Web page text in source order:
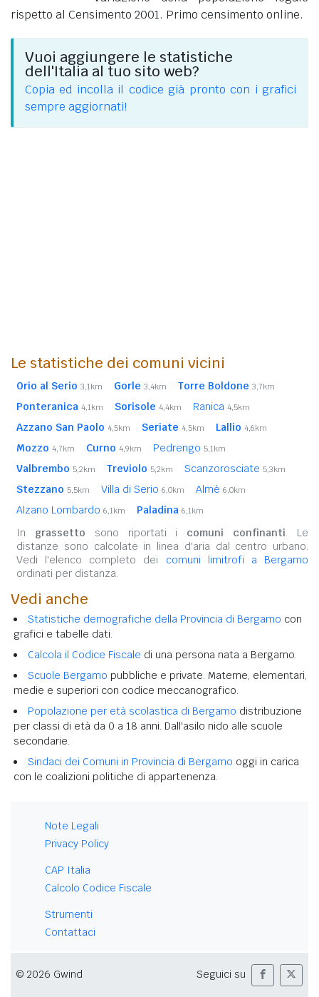
rispetto al Censimento 2001. Primo censimento online.
Vuoi aggiungere le statistiche
dell'Italia al tuo sito web?
Copia ed incolla il codice già pronto con i grafici
sempre aggiornati!
Le statistiche dei comuni vicini
Orio al Serio 3,1km Gorle 3,4km Torre Boldone 3,7km
Ponteranica 4,1km Sorisole 4,4km Ranica 4,5km
Azzano San Paolo 4,5km Seriate 4,5km Lallio 4,6km
Mozzo 4,7km Curno 4,9km Pedrengo 5,1km
Valbrembo 5,2km Treviolo 5,2km Scanzorosciate 5,3km
Stezzano 5,5km Villa di Serio 6,0km Almè 6,0km
Alzano Lombardo 6,1km Paladina 6,1km
In grassetto sono riportati i comuni confinanti. Le
distanze sono calcolate in linea d'aria dal centro urbano.
Vedi l'elenco completo dei comuni limitrofi a Bergamo
ordinati per distanza.
Vedi anche
Statistiche demografiche della Provincia di Bergamo con
grafici e tabelle dati.
Calcola il Codice Fiscale di una persona nata a Bergamo.
Scuole Bergamo pubbliche e private. Materne, elementari,
medie e superiori con codice meccanografico.
Popolazione per età scolastica di Bergamo distribuzione
per classi di età da 0 a 18 anni. Dall'asilo nido alle scuole
secondarie.
Sindaci dei Comuni in Provincia di Bergamo oggi in carica
con le coalizioni politiche di appartenenza.
Note Legali
Privacy Policy
CAP Italia
Calcolo Codice Fiscale
Strumenti
Contattaci
© 2026 Gwind Seguici su